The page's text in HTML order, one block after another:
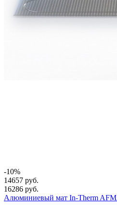
-10%
14657 руб.
16286 руб.
Алюминиевый мат In-Therm